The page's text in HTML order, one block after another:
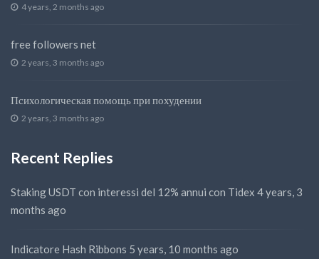
4 years, 2 months ago
free followers net
2 years, 3 months ago
Психологическая помощь при похудении
2 years, 3 months ago
Recent Replies
Staking USDT con interessi del 12% annui con Tidex 4 years, 3
months ago
Indicatore Hash Ribbons 5 years, 10 months ago